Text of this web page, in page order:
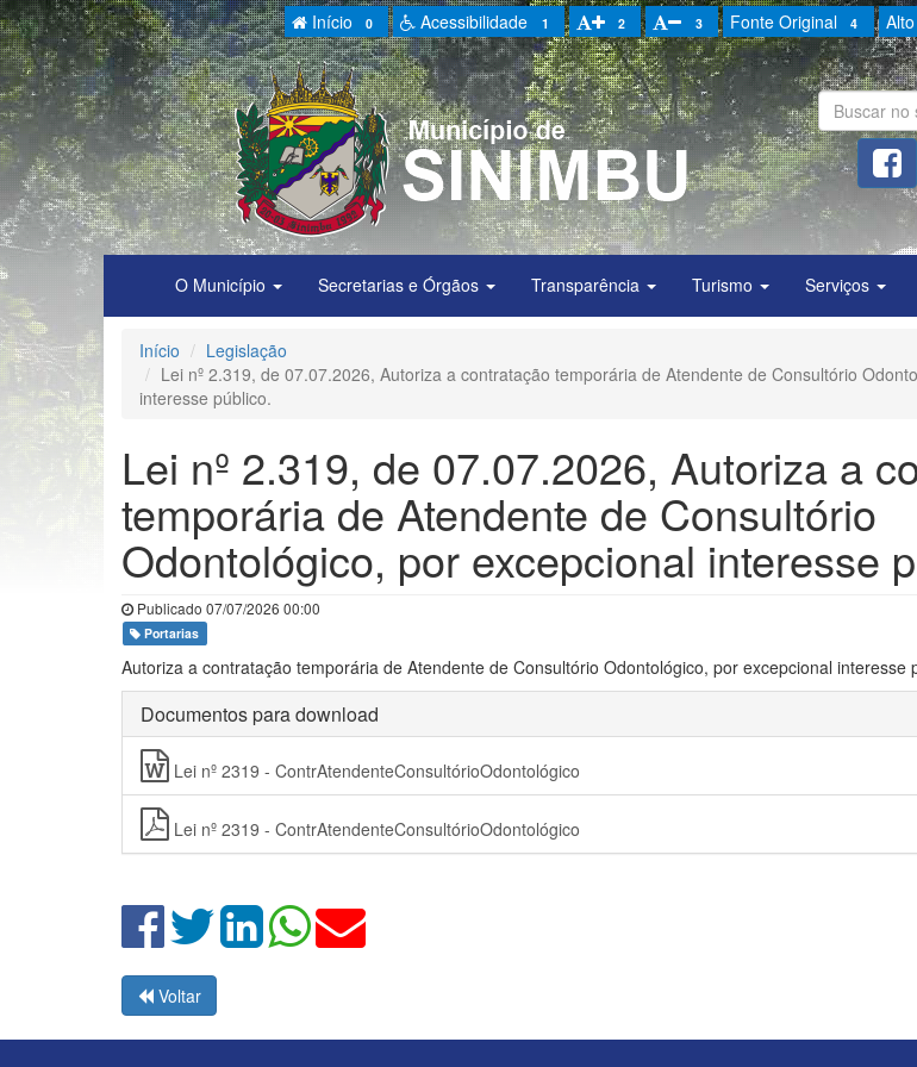
Início 0 Acessibilidade 1 2 3 Fonte Original 4
O Município Secretarias e Órgãos Transparência Turismo Serviços
Início
Legislação
Lei nº 2.319, de 07.07.2026, Autoriza a contratação temporária de Atendente de Consultório
interesse público.
Lei nº 2.319, de 07.07.2026, Autoriza a
temporária de Atendente de Consultório
Odontológico, por excepcional interesse
Publicado 07/07/2026 00:00
Portarias
Autoriza a contratação temporária de Atendente de Consultório Odontológico, por excepcional interesse
Documentos para download
Lei nº 2319 - ContrAtendenteConsultórioOdontológico
Lei nº 2319 - ContrAtendenteConsultórioOdontológico
Voltar